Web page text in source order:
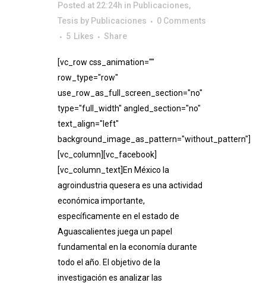
Posted at 22:24h in Publicaciones,
Tesis by Publicaciones
0 Comments
5 Likes Share
[vc_row css_animation=""
row_type="row"
use_row_as_full_screen_section="no"
type="full_width" angled_section="no"
text_align="left"
background_image_as_pattern="without_pattern"]
[vc_column][vc_facebook]
[vc_column_text]En México la
agroindustria quesera es una actividad
económica importante,
específicamente en el estado de
Aguascalientes juega un papel
fundamental en la economía durante
todo el año. El objetivo de la
investigación es analizar las